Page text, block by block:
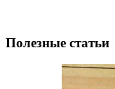
Полезные статьи